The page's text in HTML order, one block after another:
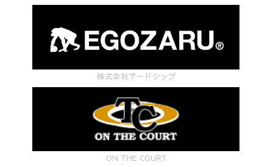
部
株式会社サードシップ
ON THE COURT